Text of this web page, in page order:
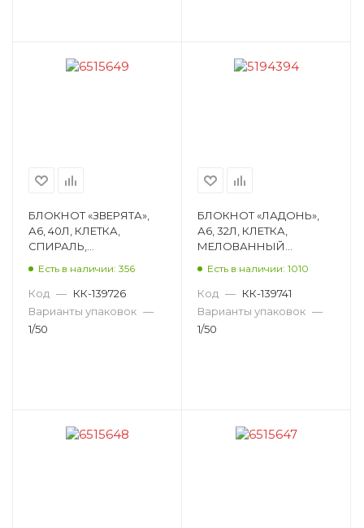
БЛОКНОТ «ЗВЕРЯТА»,
А6, 40Л, КЛЕТКА,
СПИРАЛЬ,
АССОРТИ 6515649
Есть в наличии: 356
Код — КК-139726
Варианты упаковок —
1/50
БЛОКНОТ «ЛАДОНЬ»,
А6, 32Л, КЛЕТКА,
МЕЛОВАННЫЙ
Есть в наличии: 1010
Код — КК-139741
Варианты упаковок —
1/50